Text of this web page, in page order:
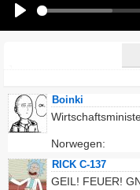
Ich möchte eine E-Mail,
Boinki
Norwegen:
RICK C-137
GEIL! FEUER!